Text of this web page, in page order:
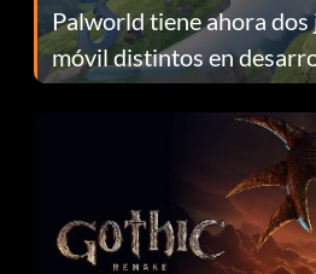
Palworld tiene ahora dos
móvil distintos en
continuación te